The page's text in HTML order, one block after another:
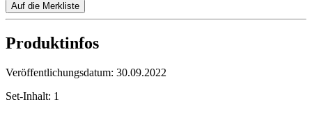
Auf die Merkliste
Produktinfos
Veröffentlichungsdatum: 30.09.2022
Set-Inhalt: 1